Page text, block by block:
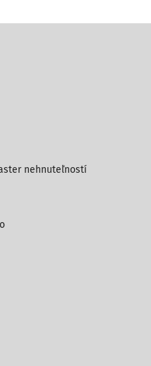
nehnuteľností